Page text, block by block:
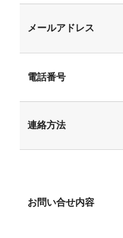
メールアドレス
電話番号
連絡方法
お問い合せ内容